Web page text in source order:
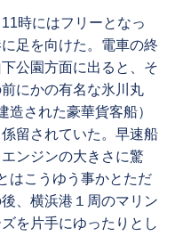
時にはフリーとなっ
足を向けた。電車の終
公園方面に出ると、そ
にかの有名な氷川丸
造された豪華貨客船）
留されていた。早速船
ンジンの大きさに驚
はこうゆう事かとただ
、横浜港１周のマリン
を片手にゆったりとし